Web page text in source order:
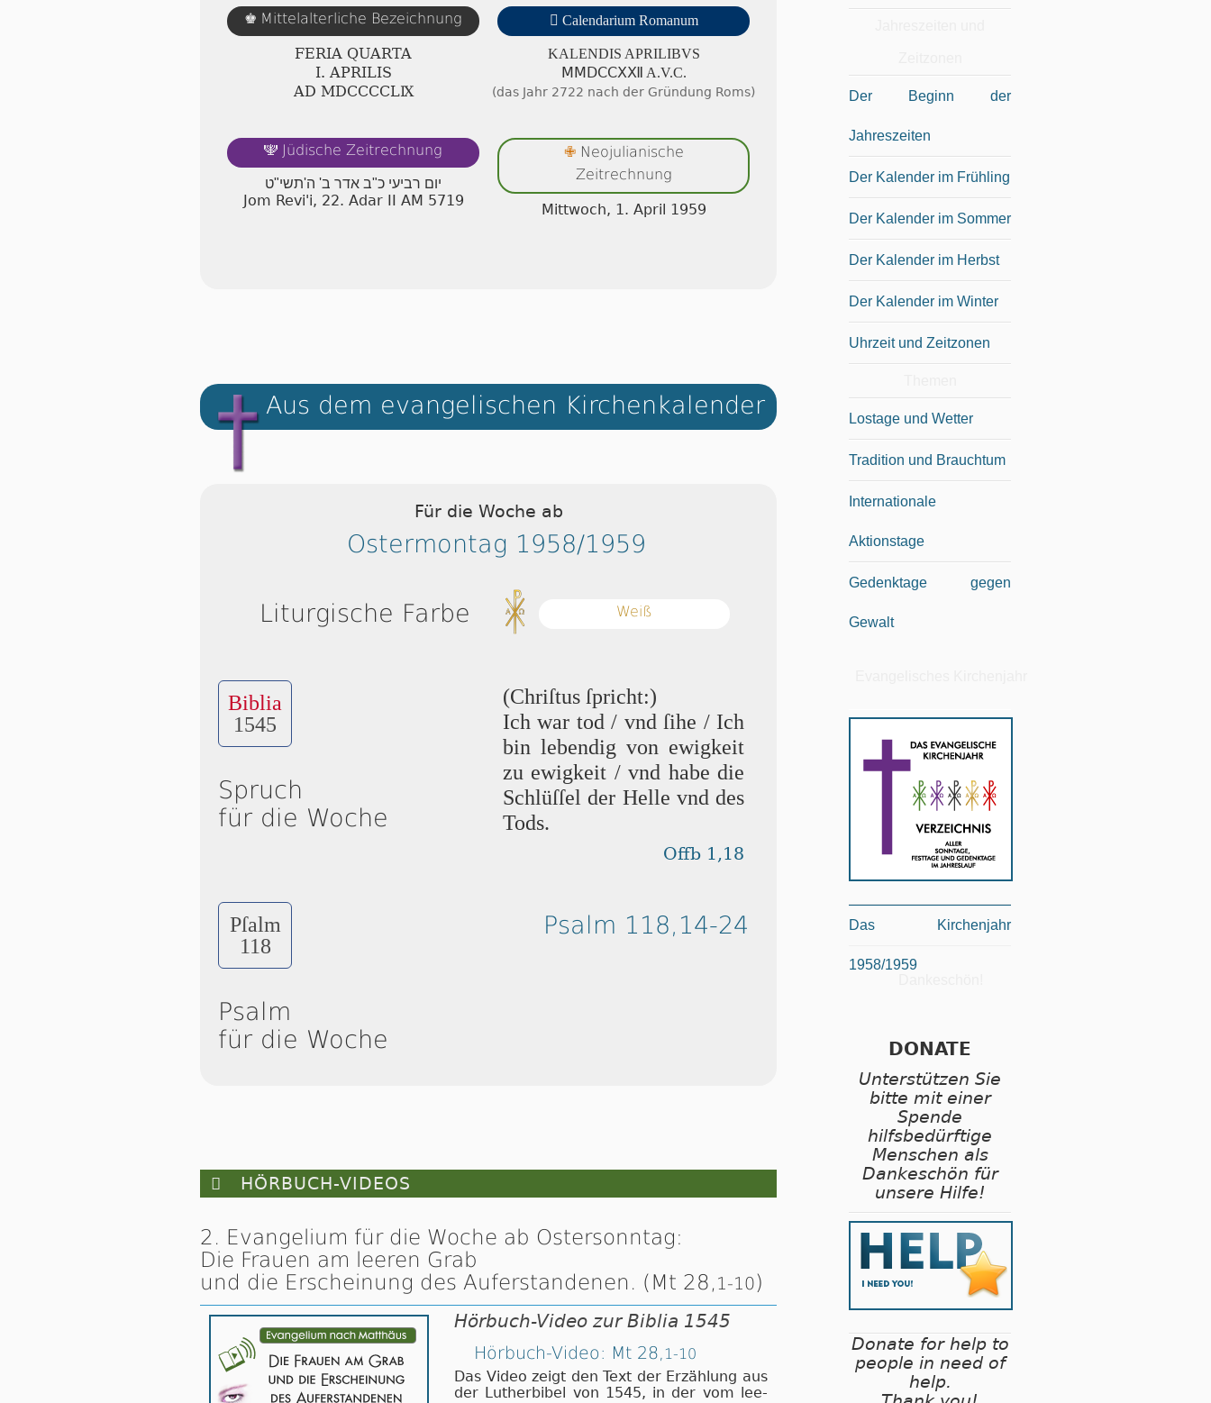
♚ Mittelalterliche Bezeichnung
FERIA QUARTA
Ⅰ. APRILIS
AD ⅯⅮⅭⅭⅭⅭⅬⅨ
 Calendarium Romanum
KALENDIS APRI­LI­BVS
ⅯⅯⅮⅭⅭⅩⅫ A.V.C.
(das Jahr 2722 nach der Gründung Roms)
🕎 Jüdische Zeitrechnung
יום רביעי כ"ב אדר ב' ה'תשי"ט
Jom Revi'i, 22. Adar II AM 5719
✙Neojulianische
Zeitrechnung
Mittwoch, 1. April 1959
Aus dem evangelischen Kirchenkalender
Für die Woche ab
Ostermontag 1958/1959
Liturgische Farbe Weiß
Biblia
1545
Spruch
für die Woche
(Chriſtus ſpricht:)
Ich war tod / vnd ſi­he / Ich
bin lebendig von ewigkeit
zu ewigkeit / vnd habe die
Schlüſ­ſel der Helle vnd des
Tods.
Offb 1,18
Pſalm
118
Psalm
für die Woche
Psalm 118,14-24
 HÖRBUCH-VIDEOS
2. Evangelium für die Woche ab Ostersonntag:
Die Frauen am leeren Grab
und die Erscheinung des Auferstandenen. (Mt 28, 1-10)
Hörbuch-Video zur Biblia 1545
Hörbuch-Video: Mt 28, 1-10
Das Video zeigt den Text der Er­zäh­lung aus
der Luther­bi­bel von 1545, in der vom lee­
Der Beginn der
Jahreszeiten
Der Kalender im Frühling
Der Kalender im Sommer
Der Kalender im Herbst
Der Kalender im Winter
Uhrzeit und Zeitzonen
Lostage und Wetter
Tradition und Brauchtum
Internationale
Aktionstage
Gedenktage gegen
Gewalt
Das Kirchenjahr
1958/1959
DONATE
Unterstützen Sie
bitte mit einer
Spende
hilfsbedürftige
Menschen als
Dankeschön für
unsere Hilfe!
Donate for help to
people in need of
help.